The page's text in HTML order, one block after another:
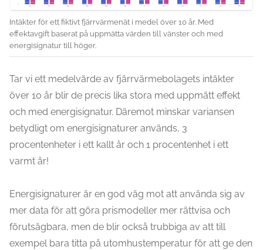
Intäkter för ett fiktivt fjärrvärmenät i medel över 10 år. Med
effektavgift baserat på uppmätta värden till vänster och med
energisignatur till höger.
Tar vi ett medelvärde av fjärrvärmebolagets intäkter
över 10 år blir de precis lika stora med uppmätt effekt
och med energisignatur. Däremot minskar variansen
betydligt om energisignaturer används, 3
procentenheter i ett kallt år och 1 procentenhet i ett
varmt år!
Energisignaturer är en god väg mot att använda sig av
mer data för att göra prismodeller mer rättvisa och
förutsägbara, men de blir också trubbiga av att till
exempel bara titta på utomhustemperatur för att ge den